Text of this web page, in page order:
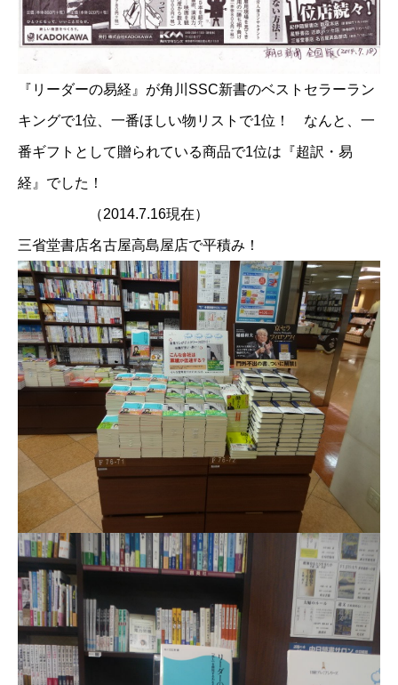
『リーダーの易経』が角川SSC新書のベストセラーラン
キングで1位、一番ほしい物リストで1位！ なんと、一
番ギフトとして贈られている商品で1位は『超訳・易
経』でした！
（2014.7.16現在）
三省堂書店名古屋高島屋店で平積み！